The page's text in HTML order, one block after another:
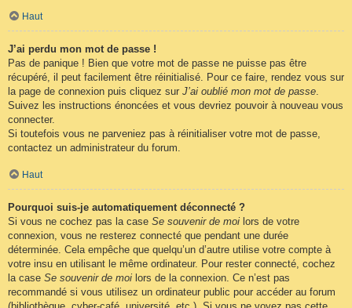
Haut
J’ai perdu mon mot de passe !
Pas de panique ! Bien que votre mot de passe ne puisse pas être
récupéré, il peut facilement être réinitialisé. Pour ce faire, rendez vous sur
la page de connexion puis cliquez sur J’ai oublié mon mot de passe.
Suivez les instructions énoncées et vous devriez pouvoir à nouveau vous
connecter.
Si toutefois vous ne parveniez pas à réinitialiser votre mot de passe,
contactez un administrateur du forum.
Haut
Pourquoi suis-je automatiquement déconnecté ?
Si vous ne cochez pas la case Se souvenir de moi lors de votre
connexion, vous ne resterez connecté que pendant une durée
déterminée. Cela empêche que quelqu’un d’autre utilise votre compte à
votre insu en utilisant le même ordinateur. Pour rester connecté, cochez
la case Se souvenir de moi lors de la connexion. Ce n’est pas
recommandé si vous utilisez un ordinateur public pour accéder au forum